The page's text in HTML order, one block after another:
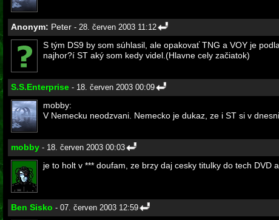
Anonym: Peter - 28. červen 2003 11:12
S tým DS9 by som súhlasil, ale opakovať TNG a VOY je
najhor?í ST aký som kedy videl.(Hlavne cely začiatok)
S.S.Enterprise - 18. červen 2003 00:09
mobby:
V Nemecku neodzvani. Nemecko je dukaz, ze i ST si v
mobby - 18. červen 2003 00:03
je to holt v *** doufam, ze brzy daj cesky titulky do tech
Ben Sisko - 07. červen 2003 12:59